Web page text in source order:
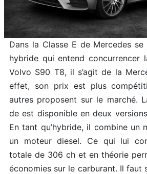
Dans la Classe E de Mercedes
hybride qui entend concurrencer
Volvo S90 T8, il s’agit de la
effet, son prix est plus
autres proposent sur le marché.
de est disponible en deux
En tant qu’hybride, il combine un
un moteur diesel. Ce qui lui
totale de 306 ch et en théorie
économies sur le carburant. Il faut